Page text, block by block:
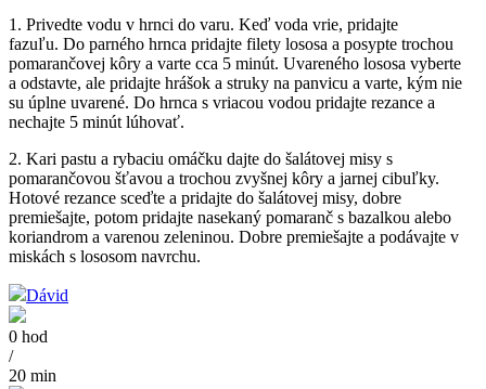
1. Privedte vodu v hrnci do varu. Keď voda vrie, pridajte
fazuľu. Do parného hrnca pridajte filety lososa a posypte trochou
pomarančovej kôry a varte cca 5 minút. Uvareného lososa vyberte
a odstavte, ale pridajte hrášok a struky na panvicu a varte, kým nie
su úplne uvarené. Do hrnca s vriacou vodou pridajte rezance a
nechajte 5 minút lúhovať.
2. Kari pastu a rybaciu omáčku dajte do šalátovej misy s
pomarančovou šťavou a trochou zvyšnej kôry a jarnej cibuľky.
Hotové rezance sceďte a pridajte do šalátovej misy, dobre
premiešajte, potom pridajte nasekaný pomaranč s bazalkou alebo
koriandrom a varenou zeleninou. Dobre premiešajte a podávajte v
miskách s lososom navrchu.
Dávid
0 hod
/
20 min